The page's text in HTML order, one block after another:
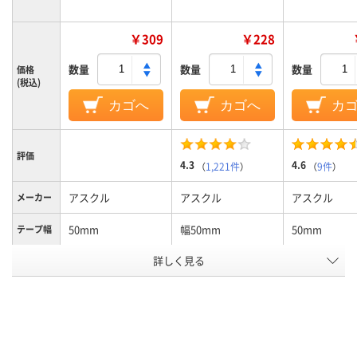
価格
(税込)
￥309
数量
カゴへ
￥228
数量
カゴへ
数量
カ
評価
4.3 （1,221件） 4.6 （9件）
メーカー アスクル アスクル アスクル
テープ幅 50mm 幅50mm 50mm
ブラウン系 ブラウン系
詳しく見る